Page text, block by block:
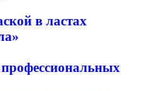
в ластах